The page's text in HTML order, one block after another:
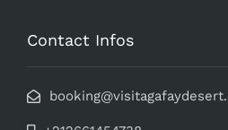
Contact Infos